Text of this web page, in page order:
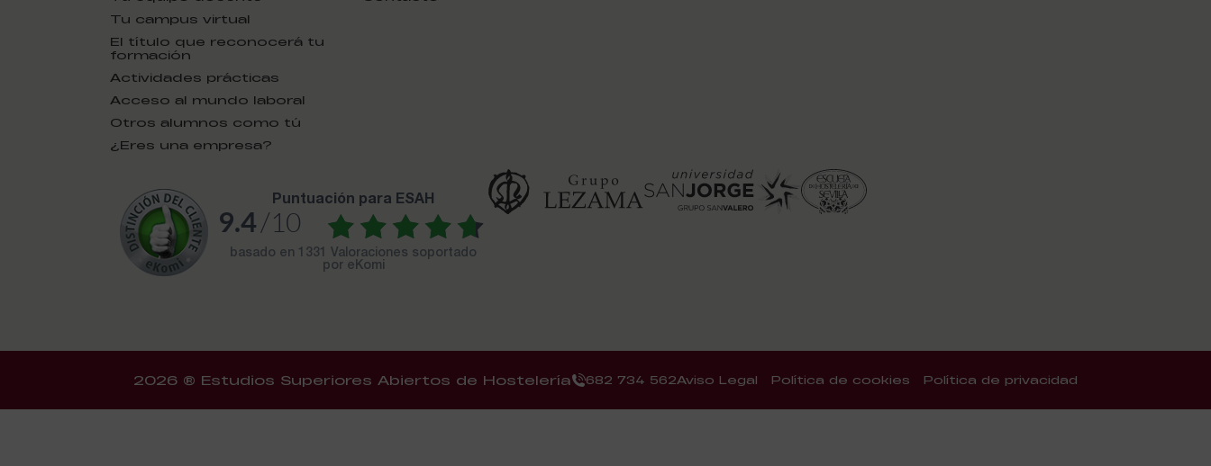
Tu campus virtual
El título que reconocerá tu
formación
Actividades prácticas
Acceso al mundo laboral
Otros alumnos como tú
¿Eres una empresa?
puntuación para ESAH
9.4/10
basado en 1331 Valoraciones soportado
por eKomi
2026 ® Estudios Superiores Abiertos de Hostelería 682 734 562Aviso Legal Política de cookies Política de privacidad